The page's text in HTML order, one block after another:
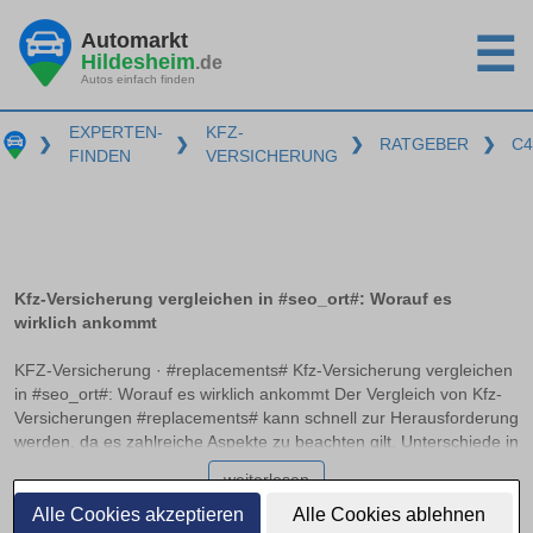
Alle Cookies akzeptieren Alle Cookies ablehnen
Automarkt
Hildesheim.de
Autos einfach finden ☰
❯
EXPERTEN-
FINDEN
❯
KFZ-
VERSICHERUNG
❯ RATGEBER ❯
Kfz-Versicherung vergleichen in #seo_ort#: Worauf es
wirklich ankommt
KFZ-Versicherung · #replacements# Kfz-Versicherung vergleichen
in #seo_ort#: Worauf es wirklich ankommt Der Vergleich von Kfz-
Versicherungen #replacements# kann schnell zur Herausforderung
werden, da es zahlreiche Aspekte zu beachten gilt. Unterschiede in
Haftpflicht, Teilkasko und Vollkasko, empfohlene
Deckungssummen sowie die Bedeutung von Typ- und
Regionalklassen spielen eine entscheidende Rolle. Dieser Artikel
weiterlesen